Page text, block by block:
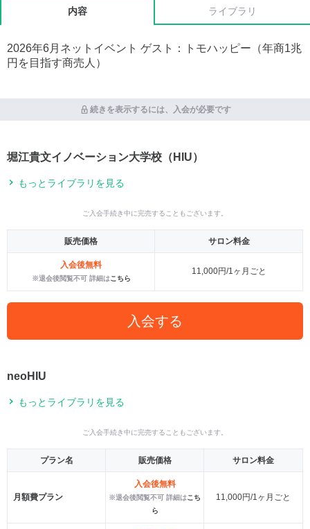
内容 ライブラリ
2026年6月ネットイベント ゲスト：トモハッピー（年商1兆
円を目指す商売人）
続きを表示するには、入会が必要です
堀江貴文イノベーション大学校（HIU）
もっとライブラリを見る
ご入会手続き中に完売することもございます。
販売価格 サロン料金
入会後無料
※退会後閲覧不可 詳細はこちら
11,000円/1ヶ月ごと
入会する
neoHIU
もっとライブラリを見る
ご入会手続き中に完売することもございます。
プラン名 販売価格 サロン料金
月額費プラン
入会後無料
※退会後閲覧不可 詳細はこち
ら
11,000円/1ヶ月ごと